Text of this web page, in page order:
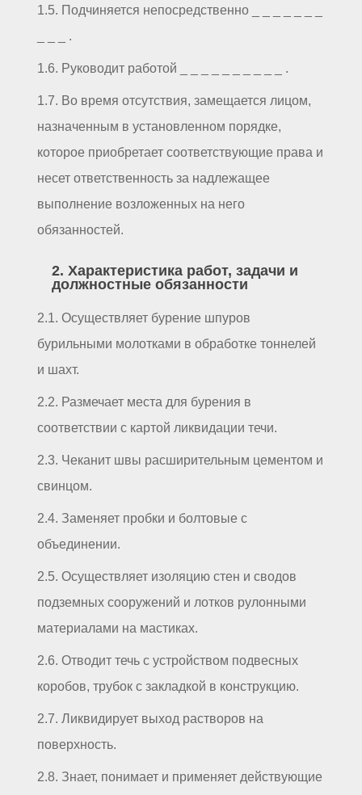
1.5. Подчиняется непосредственно _ _ _ _ _ _ _
_ _ _ .
1.6. Руководит работой _ _ _ _ _ _ _ _ _ _ .
1.7. Во время отсутствия, замещается лицом,
назначенным в установленном порядке,
которое приобретает соответствующие права и
несет ответственность за надлежащее
выполнение возложенных на него
обязанностей.
2. Характеристика работ, задачи и
должностные обязанности
2.1. Осуществляет бурение шпуров
бурильными молотками в обработке тоннелей
и шахт.
2.2. Размечает места для бурения в
соответствии с картой ликвидации течи.
2.3. Чеканит швы расширительным цементом и
свинцом.
2.4. Заменяет пробки и болтовые с
объединении.
2.5. Осуществляет изоляцию стен и сводов
подземных сооружений и лотков рулонными
материалами на мастиках.
2.6. Отводит течь с устройством подвесных
коробов, трубок с закладкой в конструкцию.
2.7. Ликвидирует выход растворов на
поверхность.
2.8. Знает, понимает и применяет действующие